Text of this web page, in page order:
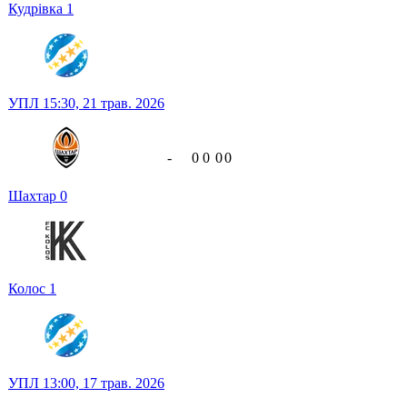
Кудрівка 1
УПЛ 15:30, 21 трав. 2026
Шахтар 0
Колос 1
- 0 0 00
УПЛ 13:00, 17 трав. 2026